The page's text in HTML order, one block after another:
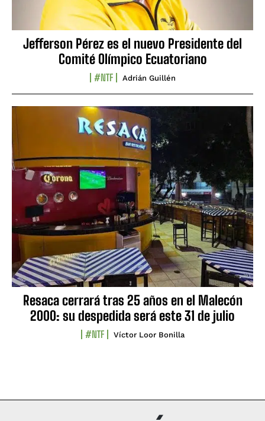
Jefferson Pérez es el nuevo Presidente del
Comité Olímpico Ecuatoriano
#NTF Adrián Guillén
Resaca cerrará tras 25 años en el Malecón
2000: su despedida será este 31 de julio
#NTF Víctor Loor Bonilla